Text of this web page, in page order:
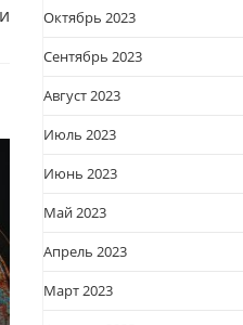
Октябрь 2023
Сентябрь 2023
Август 2023
Июль 2023
Июнь 2023
Май 2023
Апрель 2023
Март 2023